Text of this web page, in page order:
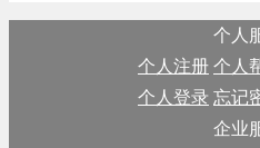
个人
个人注册 个人
个人登录 忘记
企业